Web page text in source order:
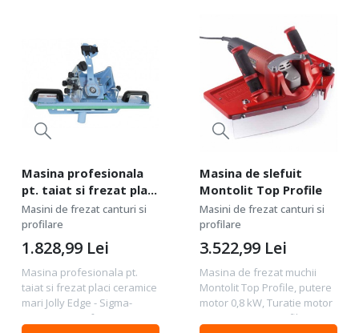
Masina profesionala
pt. taiat si frezat placi
ceramice mari Jolly
Edge+75D - Sigma-
37A3D
Masini de frezat canturi si
profilare
Masina profesionala pt.
taiat si frezat placi ceramice
mari Jolly Edge - Sigma-
37A3D Pentru frezat sau
1.828,99 Lei
Masina de slefuit
Montolit Top Profile
Masini de frezat canturi si
profilare
Masina de frezat muchii
Montolit Top Profile, putere
motor 0,8 kW, Turatie motor
11000 rpm Top Profile este
3.522,99 Lei